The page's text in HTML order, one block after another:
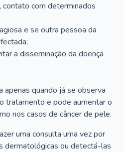
com determinados
e se outra pessoa da
a disseminação da doença
apenas quando já se observa
tratamento e pode aumentar o
nos casos de câncer de pele.
uma consulta uma vez por
dermatológicas ou detectá-las